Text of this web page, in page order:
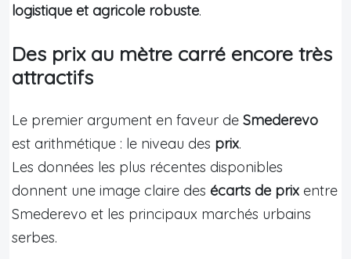
logistique et agricole robuste.
Des prix au mètre carré encore très
attractifs
Le premier argument en faveur de Smederevo
est arithmétique : le niveau des prix.
Les données les plus récentes disponibles
donnent une image claire des écarts de prix entre
Smederevo et les principaux marchés urbains
serbes.